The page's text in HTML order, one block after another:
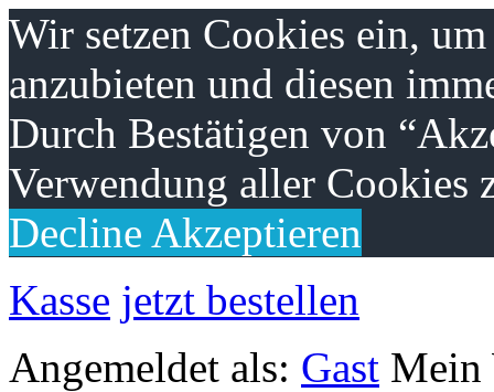
Wir setzen Cookies ein,
anzubieten und diesen
Durch Bestätigen von
Verwendung aller Cookies
Decline Akzeptieren
Kasse jetzt bestellen
Angemeldet als: Gast Mein